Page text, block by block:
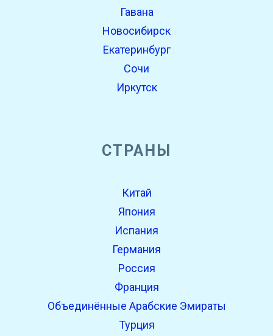
Гавана
Новосибирск
Екатеринбург
Сочи
Иркутск
СТРАНЫ
Китай
Япония
Испания
Германия
Россия
Франция
Объединённые Арабские Эмираты
Турция